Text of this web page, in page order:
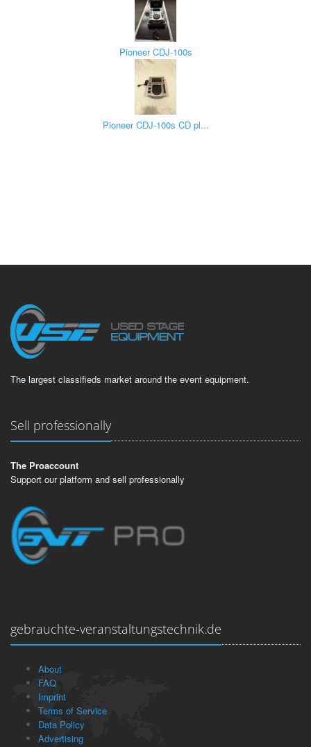
Pioneer CDJ-100s
Pioneer CDJ-100s CD pl...
The largest classifieds market around the event equipment.
Sell professionally
The Proaccount
Support our platform and sell professionally
gebrauchte-veranstaltungstechnik.de
About
FAQ
Imprint
Terms of Service
Data Policy
Advertising